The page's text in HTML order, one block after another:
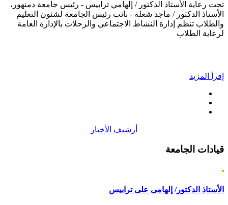
تحت رعاية الأستاذ الدكتور / إلهامي ترابيس - رئيس جامعة دمنهور،
الأستاذ الدكتور / ماجد شعلة - نائب رئيس الجامعة لشئون التعليم
والطلاب تنظم إدارة النشاط الاجتماعي والرحلات بالإدارة العامة
لرعاية الطلاب
إقرأ المزيد
أرشيف الأخبار
قيادات الجامعة
الأستاذ الدكتور/ إلهامى على ترابيس